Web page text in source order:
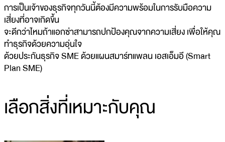
การเป็นเจ้าของธุรกิจทุกวันนี้ต้องมีความพร้อมในการรับมือความ
เสี่ยงที่อาจเกิดขึ้น
จะดีกว่าไหมถ้าแอกซ่าสามารถปกป้องคุณจากความเสี่ยง เพื่อให้คุณ
ทำธุรกิจด้วยความอุ่นใจ
ด้วยประกันธุรกิจ SME ด้วยแผนสมาร์ทแพลน เอสเอ็มอี (Smart
Plan SME)
เลือกสิ่งที่เหมาะกับคุณ